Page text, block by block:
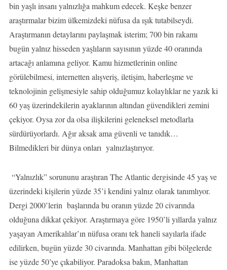
bin yaşlı insanı yalnızlığa mahkum edecek. Keşke benzer
araştırmalar bizim ülkemizdeki nüfusa da ışık tutabilseydi.
Araştırmanın detaylarını paylaşmak isterim; 700 bin rakamı
bugün yalnız hisseden yaşlıların sayısının yüzde 40 oranında
artacağı anlamına geliyor. Kamu hizmetlerinin online
görülebilmesi, internetten alışveriş, iletişim, haberleşme ve
teknolojinin gelişmesiyle sahip olduğumuz kolaylıklar ne yazık ki
60 yaş üzerindekilerin ayaklarının altından güvendikleri zemini
çekiyor. Oysa zor da olsa ilişkilerini geleneksel metodlarla
sürdürüyorlardı. Ağır aksak ama güvenli ve tanıdık…
Bilmedikleri bir dünya onları yalnızlaştırıyor.
“Yalnızlık” sorununu araştıran The Atlantic dergisinde 45 yaş ve
üzerindeki kişilerin yüzde 35’i kendini yalnız olarak tanımlıyor.
Dergi 2000’lerin başlarında bu oranın yüzde 20 civarında
olduğuna dikkat çekiyor. Araştırmaya göre 1950’li yıllarda yalnız
yaşayan Amerikalılar’ın nüfusa oranı tek haneli sayılarla ifade
edilirken, bugün yüzde 30 civarında. Manhattan gibi bölgelerde
ise yüzde 50’ye çıkabiliyor. Paradoksa bakın, Manhattan